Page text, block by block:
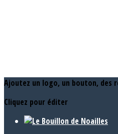
Ajoutez un logo, un bouton, des
Cliquez pour éditer